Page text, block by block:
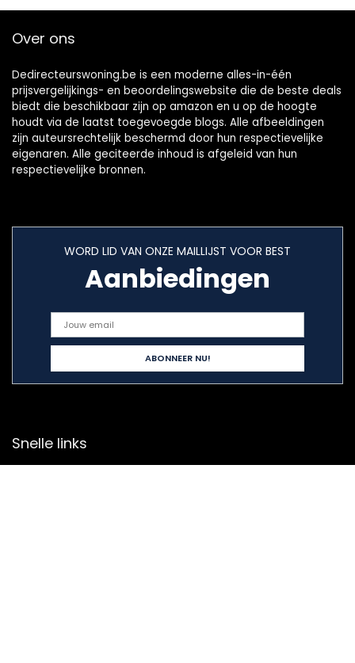
Over ons
Dedirecteurswoning.be is een moderne alles-in-één
prijsvergelijkings- en beoordelingswebsite die de beste deals
biedt die beschikbaar zijn op amazon en u op de hoogte
houdt via de laatst toegevoegde blogs. Alle afbeeldingen
zijn auteursrechtelijk beschermd door hun respectievelijke
eigenaren. Alle geciteerde inhoud is afgeleid van hun
respectievelijke bronnen.
WORD LID VAN ONZE MAILLIJST VOOR BEST
Aanbiedingen
Snelle links